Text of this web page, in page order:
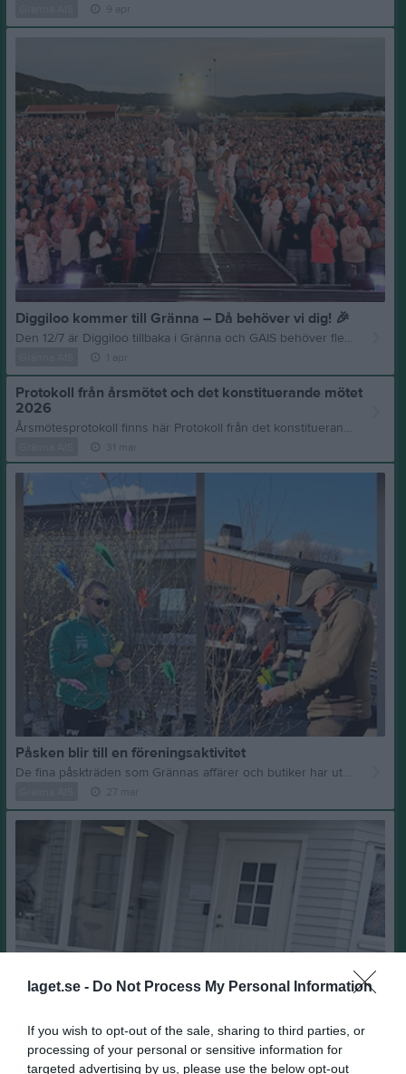
laget.se - Do Not Process My Personal Information
If you wish to opt-out of the sale, sharing to third parties, or
processing of your personal or sensitive information for
targeted advertising by us, please use the below opt-out
Diggiloo kommer till Gränna – Då behöver vi dig! 🎉
Den 12/7 är Diggiloo tillbaka i Gränna och GAIS behöver fler som vill hjälpa till! Vi söker medarbetare till bl.a. scen- och arenabygge/rivning samt värdar/värdinnor under kvällen. Vill du vara med på ett roligt arrangemang och känna riktig GAIS-gemenskap?
Protokoll från årsmötet och det konstituerande mötet
2026
Årsmötesprotokoll finns här Protokoll från det konstituerande mötet finns här
Påsken blir till en föreningsaktivitet
De fina påskträden som Grännas affärer och butiker har utanför sina lokaler utmed Brahegatan är under tillverkning. Idag fredag samlas ett gäng ideella krafter för att påskpynta björkriset och sen köra ut dem. Härligt väder gör att stämningen är på topp i trädgården utanför GAIS-gården. Föreningen fick för några år sedan ta över denna aktivitet när Lions lade ner. Det är vi tacksamma för, det ger ett bra tillskott i föreningens kassa.